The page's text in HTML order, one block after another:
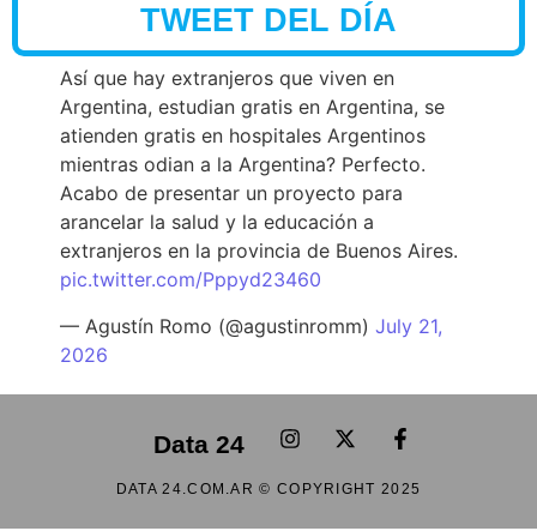
TWEET DEL DÍA
Así que hay extranjeros que viven en
Argentina, estudian gratis en Argentina, se
atienden gratis en hospitales Argentinos
mientras odian a la Argentina? Perfecto.
Acabo de presentar un proyecto para
arancelar la salud y la educación a
extranjeros en la provincia de Buenos Aires.
pic.twitter.com/Pppyd23460
— Agustín Romo (@agustinromm) July 21,
2026
Data 24
DATA 24.COM.AR © COPYRIGHT 2025